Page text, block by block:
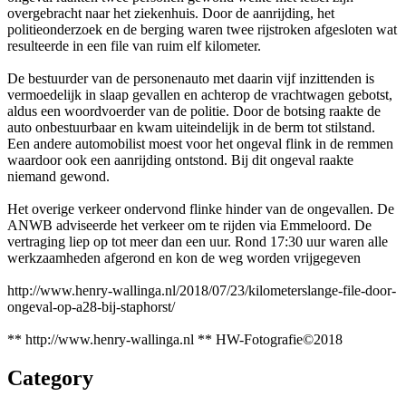
overgebracht naar het ziekenhuis. Door de aanrijding, het
politieonderzoek en de berging waren twee rijstroken afgesloten wat
resulteerde in een file van ruim elf kilometer.
De bestuurder van de personenauto met daarin vijf inzittenden is
vermoedelijk in slaap gevallen en achterop de vrachtwagen gebotst,
aldus een woordvoerder van de politie. Door de botsing raakte de
auto onbestuurbaar en kwam uiteindelijk in de berm tot stilstand.
Een andere automobilist moest voor het ongeval flink in de remmen
waardoor ook een aanrijding ontstond. Bij dit ongeval raakte
niemand gewond.
Het overige verkeer ondervond flinke hinder van de ongevallen. De
ANWB adviseerde het verkeer om te rijden via Emmeloord. De
vertraging liep op tot meer dan een uur. Rond 17:30 uur waren alle
werkzaamheden afgerond en kon de weg worden vrijgegeven
http://www.henry-wallinga.nl/2018/07/23/kilometerslange-file-door-
ongeval-op-a28-bij-staphorst/
** http://www.henry-wallinga.nl ** HW-Fotografie©2018
Category